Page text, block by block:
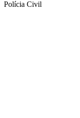
Polícia Civil